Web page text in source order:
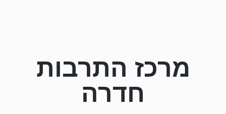
מרכז התרבות
חדרה